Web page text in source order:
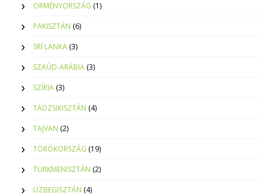
ÖRMÉNYORSZÁG (1)
PAKISZTÁN (6)
SRÍ LANKA (3)
SZAÚD-ARÁBIA (3)
SZÍRIA (3)
TÁDZSIKISZTÁN (4)
TAJVAN (2)
TÖRÖKORSZÁG (19)
TÜRKMENISZTÁN (2)
ÜZBEGISZTÁN (4)